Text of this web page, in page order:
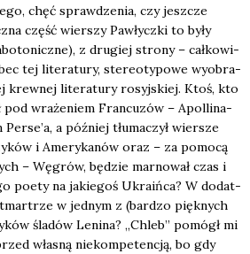
chęć spraw­dze­nia, czy jesz­cze
część wier­szy Paw­łycz­ki to były
z dru­giej stro­ny – cał­ko­wi­
tej lite­ra­tu­ry, ste­reo­ty­po­we wyobra­
krew­nej lite­ra­tu­ry rosyj­skiej. Ktoś, kto
pod wra­że­niem Fran­cu­zów – Apol­li­na­
Per­se­’a, a póź­niej tłu­ma­czył wier­sze
i Ame­ry­ka­nów oraz – za pomo­cą
– Węgrów, będzie mar­no­wał czas i
poety na jakie­goś Ukra­iń­ca? W dodat­
w jed­nym z (bar­dzo pięk­nych
śla­dów Leni­na? „Chleb” pomógł mi
wła­sną nie­kom­pe­ten­cją, bo gdy